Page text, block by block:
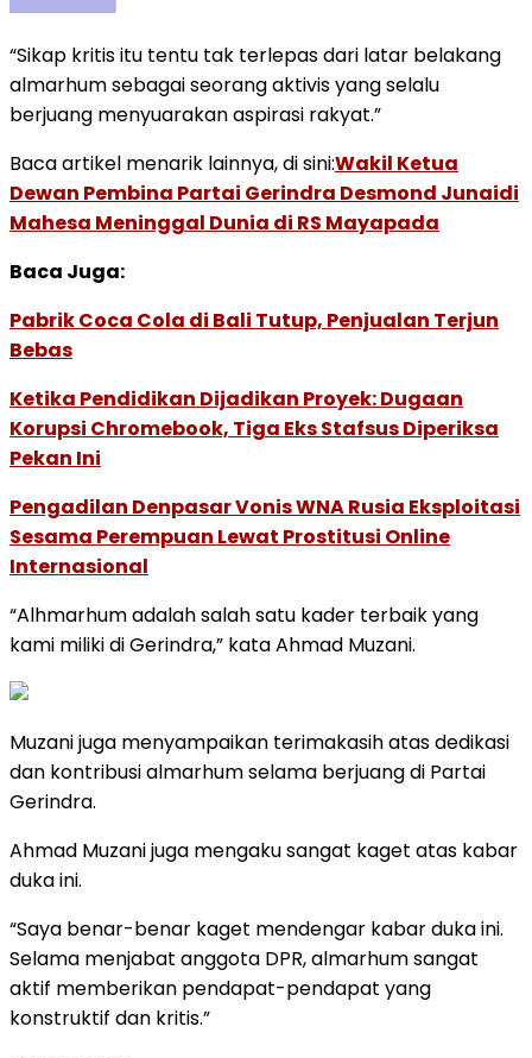
“Sikap kritis itu tentu tak terlepas dari latar belakang
almarhum sebagai seorang aktivis yang selalu
berjuang menyuarakan aspirasi rakyat.”
Baca artikel menarik lainnya, di sini:Wakil Ketua
Dewan Pembina Partai Gerindra Desmond Junaidi
Mahesa Meninggal Dunia di RS Mayapada
Baca Juga:
Pabrik Coca Cola di Bali Tutup, Penjualan Terjun
Bebas
Ketika Pendidikan Dijadikan Proyek: Dugaan
Korupsi Chromebook, Tiga Eks Stafsus Diperiksa
Pekan Ini
Pengadilan Denpasar Vonis WNA Rusia Eksploitasi
Sesama Perempuan Lewat Prostitusi Online
Internasional
“Alhmarhum adalah salah satu kader terbaik yang
kami miliki di Gerindra,” kata Ahmad Muzani.
Muzani juga menyampaikan terimakasih atas dedikasi
dan kontribusi almarhum selama berjuang di Partai
Gerindra.
Ahmad Muzani juga mengaku sangat kaget atas kabar
duka ini.
“Saya benar-benar kaget mendengar kabar duka ini.
Selama menjabat anggota DPR, almarhum sangat
aktif memberikan pendapat-pendapat yang
konstruktif dan kritis.”